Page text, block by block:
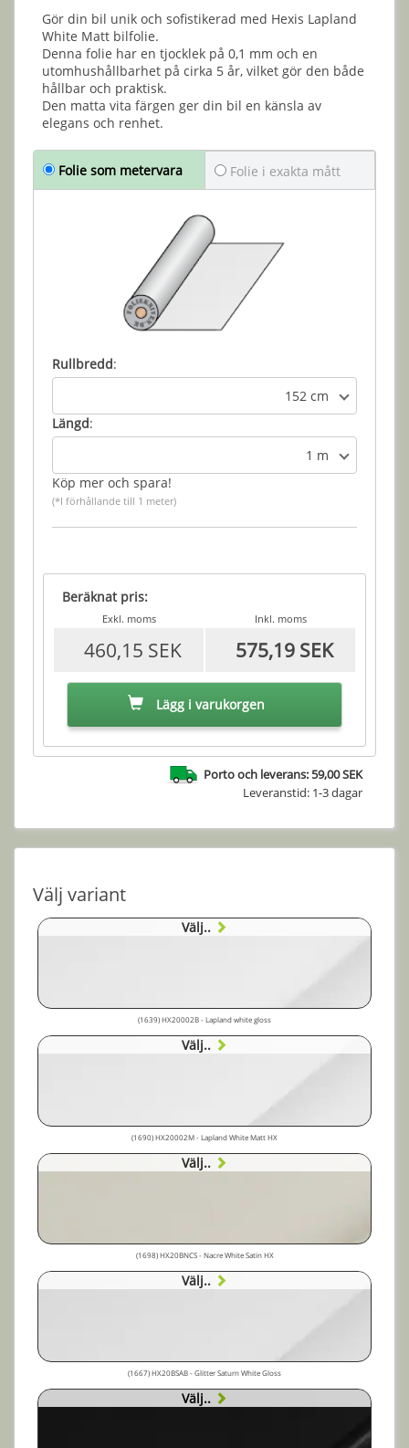
Gör din bil unik och sofistikerad med Hexis Lapland
White Matt bilfolie.
Denna folie har en tjocklek på 0,1 mm och en
utomhushållbarhet på cirka 5 år, vilket gör den både
hållbar och praktisk.
Den matta vita färgen ger din bil en känsla av
elegans och renhet.
Folie som metervara Folie i exakta mått
Rullbredd:
152 cm
Längd:
1 m
Köp mer och spara!
(*I förhållande till 1 meter)
Beräknat pris:
Exkl. moms Inkl. moms
460,15 SEK 575,19 SEK
Lägg i varukorgen
Porto och leverans: 59,00 SEK
Leveranstid: 1-3 dagar
Välj variant
Välj..
(1639) HX20002B - Lapland white gloss
Välj..
(1690) HX20002M - Lapland White Matt HX
Välj..
(1698) HX20BNCS - Nacre White Satin HX
Välj..
(1667) HX20BSAB - Glitter Saturn White Gloss
Välj..